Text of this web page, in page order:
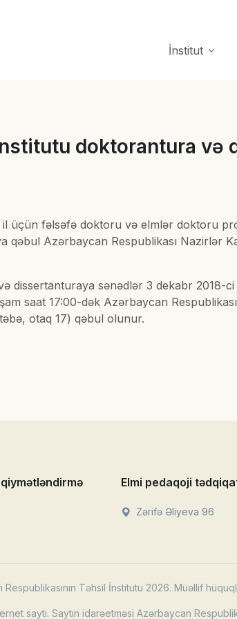
İnstitut
doktorantura
üçün fəlsəfə doktoru və elmlər doktoru
Azərbaycan Respublikası Nazirlər
dissertanturaya sənədlər 3 dekabr 2018-
saat 17:00-dək Azərbaycan
otaq 17) qəbul olunur.
Elmi pedaqoji
Zərifə Əliyeva 96
Təhsil İnstitutu 2026. Müəllif
saytı. Saytın idarəetməsi Azərbaycan